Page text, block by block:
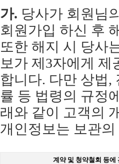
가. 당사가 회원님
회원가입 하신 후
또한 해지 시 당사
보가 제3자에게
합니다. 다만 상법,
률 등 법령의 규정
래와 같이 고객의
개인정보는 보관
계약 및 청약철회 등에